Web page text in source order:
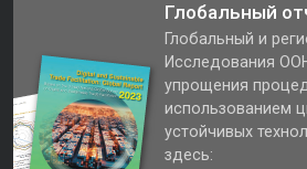
Глобальный
Глобальный и
Исследования
упрощения
использованием
устойчивых
здесь: